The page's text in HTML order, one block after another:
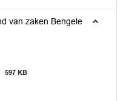
van zaken Bengele
597 KB